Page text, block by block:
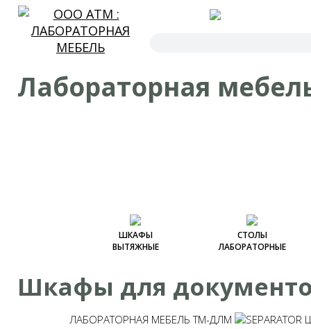
Лабораторная
ШКАФЫ
ВЫТЯЖНЫЕ
Шкафы вытяжные
(металлические)
лабораторные
СТОЛЫ
ЛАБОРАТОРНЫЕ
Столы усиленные
надстройкой
Шкафы для
ЛАБОРАТОРНАЯ МЕБЕЛЬ ТМ-ДЛМ